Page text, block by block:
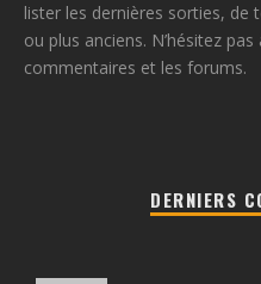
lister les dernières sorties, de
ou plus anciens. N’hésitez
commentaires et les forums.
DERNIERS